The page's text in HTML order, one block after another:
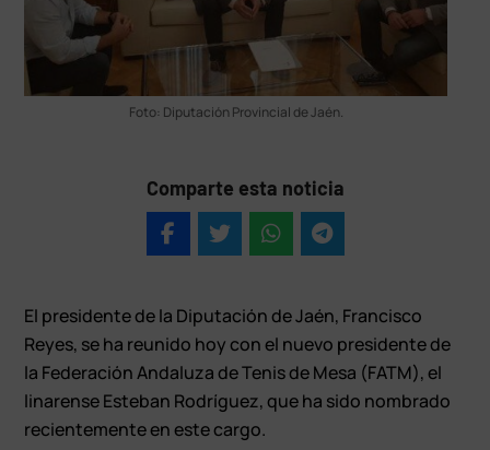
Foto: Diputación Provincial de Jaén.
Comparte esta noticia
El presidente de la Diputación de Jaén, Francisco
Reyes, se ha reunido hoy con el nuevo presidente de
la Federación Andaluza de Tenis de Mesa (FATM), el
linarense Esteban Rodríguez, que ha sido nombrado
recientemente en este cargo.